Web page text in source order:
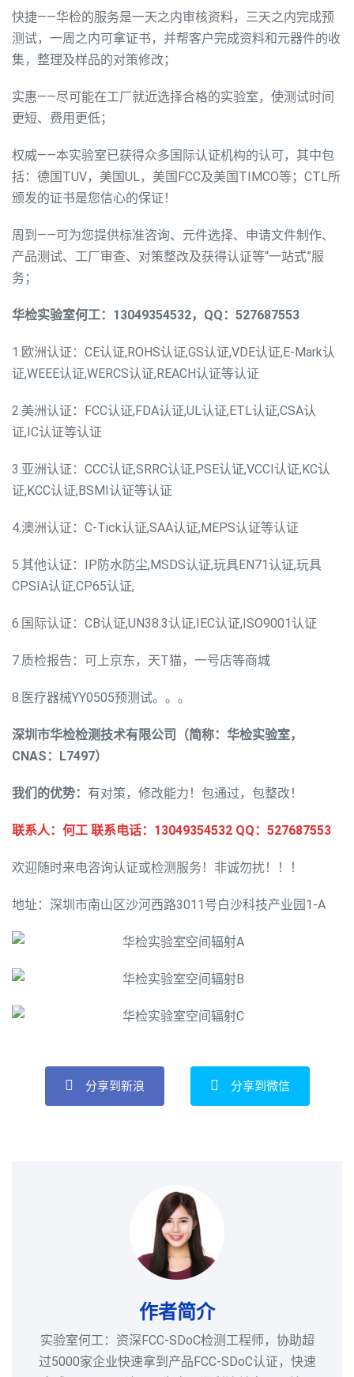
快捷——华检的服务是一天之内审核资料，三天之内完成预
测试，一周之内可拿证书，并帮客户完成资料和元器件的收
集，整理及样品的对策修改；
实惠——尽可能在工厂就近选择合格的实验室，使测试时间
更短、费用更低；
权威——本实验室已获得众多国际认证机构的认可，其中包
括：德国TUV，美国UL，美国FCC及美国TIMCO等；CTL所
颁发的证书是您信心的保证！
周到——可为您提供标准咨询、元件选择、申请文件制作、
产品测试、工厂审查、对策整改及获得认证等“一站式”服
务；
华检实验室何工：13049354532，QQ：527687553
1.欧洲认证：CE认证,ROHS认证,GS认证,VDE认证,E-Mark认
证,WEEE认证,WERCS认证,REACH认证等认证
2.美洲认证：FCC认证,FDA认证,UL认证,ETL认证,CSA认
证,IC认证等认证
3.亚洲认证：CCC认证,SRRC认证,PSE认证,VCCI认证,KC认
证,KCC认证,BSMI认证等认证
4.澳洲认证：C-Tick认证,SAA认证,MEPS认证等认证
5.其他认证：IP防水防尘,MSDS认证,玩具EN71认证,玩具
CPSIA认证,CP65认证,
6.国际认证：CB认证,UN38.3认证,IEC认证,ISO9001认证
7.质检报告：可上京东，天T猫，一号店等商城
8.医疗器械YY0505预测试。。。
深圳市华检检测技术有限公司（简称：华检实验室，
CNAS：L7497）
我们的优势： 有对策，修改能力！包通过，包整改！
联系人：何工 联系电话：13049354532 QQ：527687553
欢迎随时来电咨询认证或检测服务！非诚勿扰！！！
地址：深圳市南山区沙河西路3011号白沙科技产业园1-A
分享到新浪 分享到微信
作者简介
实验室何工：资深FCC-SDoC检测工程师，协助超
过5000家企业快速拿到产品FCC-SDoC认证，快速